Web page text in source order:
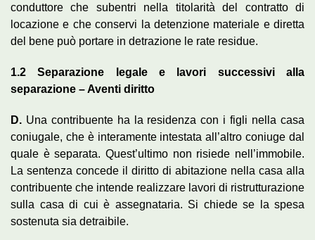
conduttore che subentri nella titolarità del contratto di
locazione e che conservi la detenzione materiale e diretta
del bene può portare in detrazione le rate residue.
1.2
Separazione legale e lavori successivi alla
separazione – Aventi diritto
D. Una contribuente ha la residenza con i figli nella casa
coniugale, che è interamente intestata all’altro coniuge dal
quale è separata. Quest’ultimo non risiede nell’immobile.
La sentenza concede il diritto di abitazione nella casa alla
contribuente che intende realizzare lavori di ristrutturazione
sulla casa di cui è assegnataria. Si chiede se la spesa
sostenuta sia detraibile.